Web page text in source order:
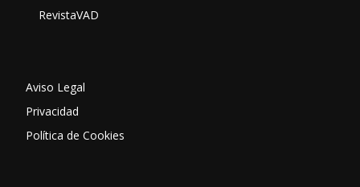
RevistaVAD
Aviso Legal
Privacidad
Política de Cookies